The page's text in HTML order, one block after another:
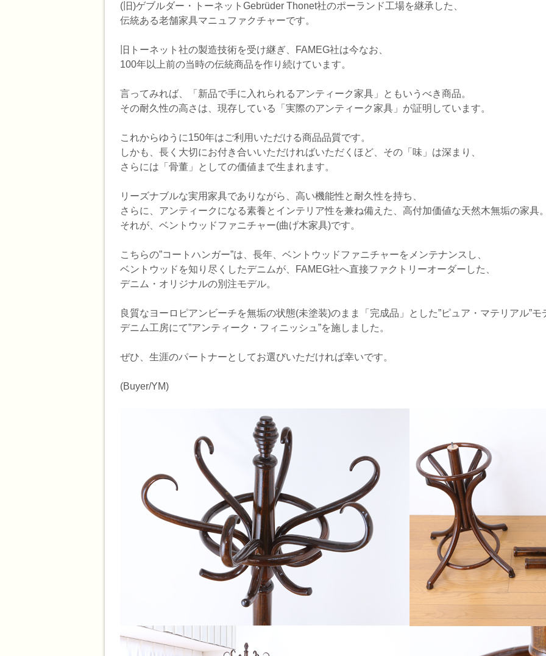
(旧)ゲブルダー・トーネットGebrüder Thonet社のポーランド工場を継承した、
伝統ある老舗家具マニュファクチャーです。
旧トーネット社の製造技術を受け継ぎ、FAMEG社は今なお、
100年以上前の当時の伝統商品を作り続けています。
言ってみれば、「新品で手に入れられるアンティーク家具」ともいうべき商品。
その耐久性の高さは、現存している「実際のアンティーク家具」が証明しています。
これからゆうに150年はご利用いただける商品品質です。
しかも、長く大切にお付き合いいただければいただくほど、その「味」は深まり、
さらには「骨董」としての価値まで生まれます。
リーズナブルな実用家具でありながら、高い機能性と耐久性を持ち、
さらに、アンティークになる素養とインテリア性を兼ね備えた、高付加価値な天然木無垢の家具
それが、ベントウッドファニチャー(曲げ木家具)です。
こちらの”コートハンガー”は、長年、ベントウッドファニチャーをメンテナンスし、
ベントウッドを知り尽くしたデニムが、FAMEG社へ直接ファクトリーオーダーした、
デニム・オリジナルの別注モデル。
良質なヨーロピアンビーチを無垢の状態(未塗装)のまま「完成品」とした”ピュア・マテリアル”モ
デニム工房にて”アンティーク・フィニッシュ”を施しました。
ぜひ、生涯のパートナーとしてお選びいただければ幸いです。
(Buyer/YM)